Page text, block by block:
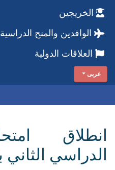
الخريجين
الوافدين والمنح الدراسية
العلاقات الدولية
عربى
انطلاق
الدراسي الثاني